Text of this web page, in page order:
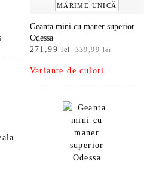
este:
41,99 lei.
MĂRIME UNICĂ
Geanta mini cu maner superior
Odessa
339,99lei
Prețul
a
fost:
271,99lei
Prețul
este:
271,99 lei.
Variante de culori